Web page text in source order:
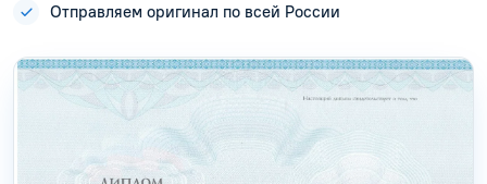
Отправляем оригинал по всей России